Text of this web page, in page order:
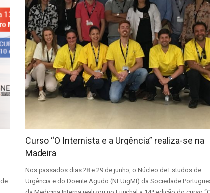
Curso “O Internista e a Urgência” realiza-se na
Madeira
Nos passados dias 28 e 29 de junho, o Núcleo de Estudos de
Urgência e do Doente Agudo (NEUrgMI) da Sociedade